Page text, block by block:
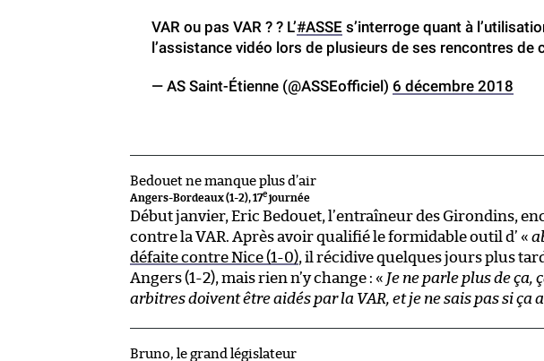
VAR ou pas VAR ? ? L’#ASSE s’interroge quant à
l’assistance vidéo lors de plusieurs de ses rencontres de
— AS Saint-Étienne (@ASSEofficiel) 6 décembre 2018
Bedouet ne manque plus d’air
Angers-Bordeaux (1-2), 17e journée
Début janvier, Eric Bedouet, l’entraîneur des Girondins,
contre la VAR. Après avoir qualifié le formidable outil d’ «
défaite contre Nice (1-0), il récidive quelques jours plus
Angers (1-2), mais rien n’y change : « Je ne parle plus de ça,
arbitres doivent être aidés par la VAR, et je ne sais pas si ça
Bruno, le grand législateur